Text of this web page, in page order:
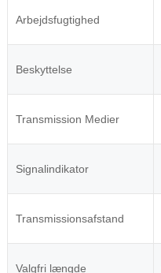
Arbejdsfugtighed
Beskyttelse
Transmission Medier
Signalindikator
Transmissionsafstand
Valgfri længde